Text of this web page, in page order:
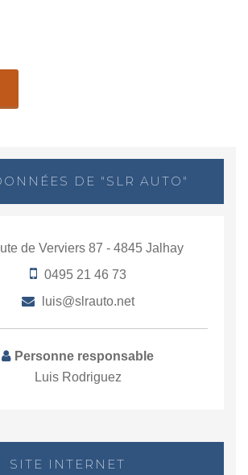
DE "SLR AUTO"
de Verviers 87 - 4845 Jalhay
0495 21 46 73
luis@slrauto.net
Personne responsable
Luis Rodriguez
SITE INTERNET